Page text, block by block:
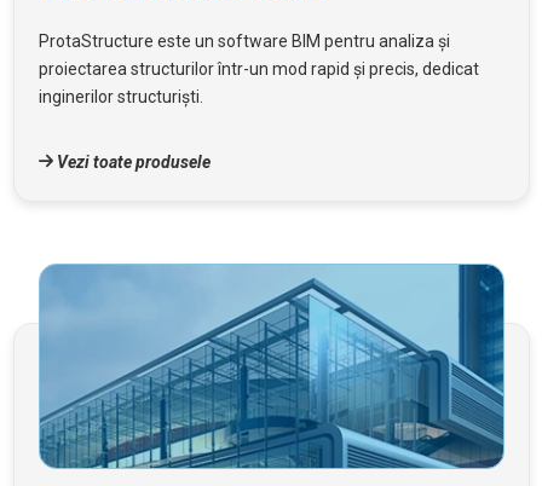
ProtaStructure este un software BIM pentru analiza și
proiectarea structurilor într-un mod rapid și precis, dedicat
inginerilor structuriști.
Vezi toate produsele